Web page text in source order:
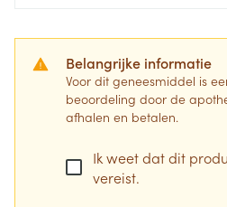
Belangrijke informatie
Voor dit geneesmiddel is
beoordeling door de
afhalen en betalen.
Ik weet dat dit
vereist.